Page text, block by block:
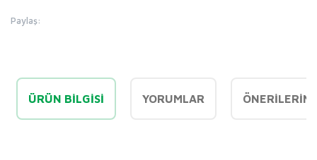
Paylaş:
ÜRÜN BILGISI YORUMLAR